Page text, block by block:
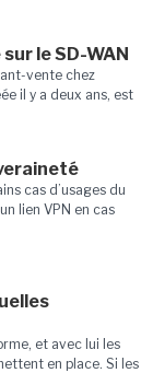
le SD-WAN
vente chez
il y a deux ans, est
cas d’usages du
lien VPN en cas
et avec lui les
en place. Si les